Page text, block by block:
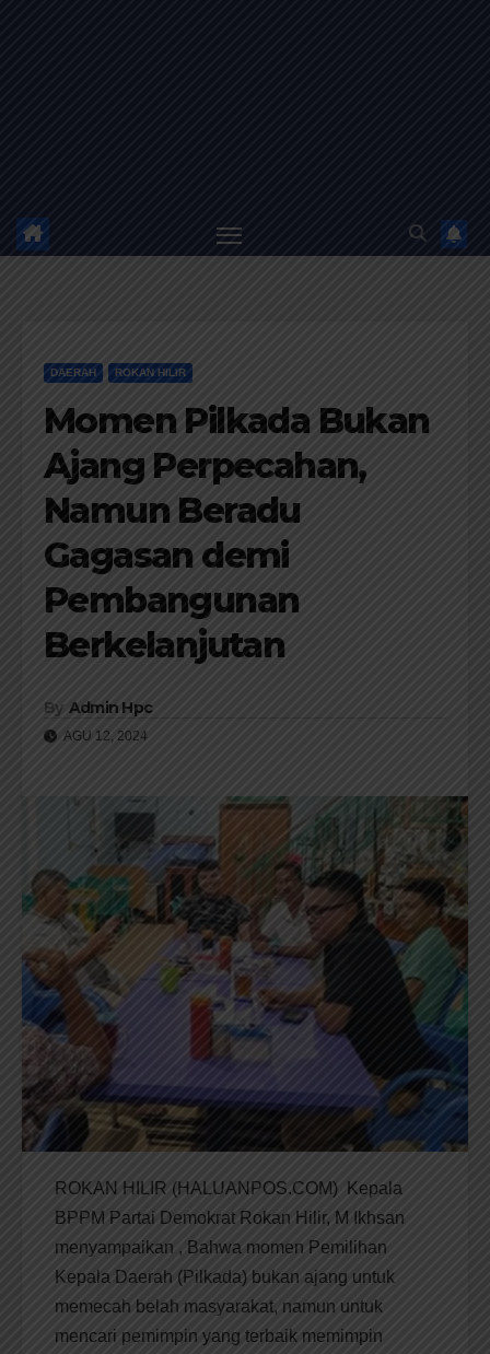
DAERAH ROKAN HILIR
Momen Pilkada Bukan
Ajang Perpecahan,
Namun Beradu
Gagasan demi
Pembangunan
Berkelanjutan
By Admin Hpc
AGU 12, 2024
ROKAN HILIR (HALUANPOS.COM) Kepala
BPPM Partai Demokrat Rokan Hilir, M Ikhsan
menyampaikan , Bahwa momen Pemilihan
Kepala Daerah (Pilkada) bukan ajang untuk
memecah belah masyarakat, namun untuk
mencari pemimpin yang terbaik memimpin